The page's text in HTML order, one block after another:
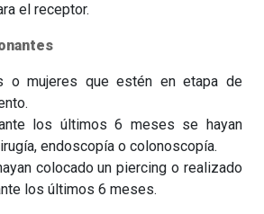
el receptor.
o mujeres que estén en etapa de
los últimos 6 meses se hayan
endoscopía o colonoscopía.
colocado un piercing o realizado
los últimos 6 meses.